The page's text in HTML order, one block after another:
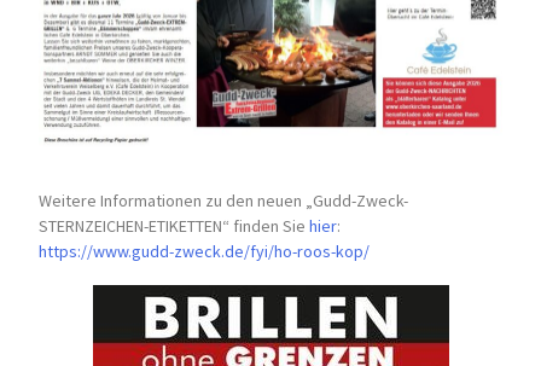
Weitere Informationen zu den neuen „Gudd-Zweck-
STERNZEICHEN-ETIKETTEN“ finden Siehier:
https://www.gudd-zweck.de/fyi/ho-roos-kop/